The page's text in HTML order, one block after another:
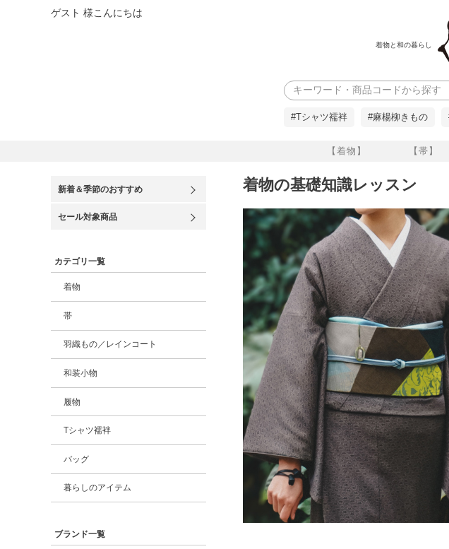
ゲスト 様こんにちは
着物と和の暮らし
【着物】 【帯】
検索
#Tシャツ襦袢 #麻楊柳きもの
新着＆季節のおすすめ
セール対象商品
カテゴリ一覧
着物
帯
羽織もの／レインコート
和装小物
履物
Tシャツ襦袢
バッグ
暮らしのアイテム
ブランド一覧
着物の基礎知識レッスン